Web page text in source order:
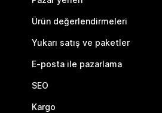
Ürün değerlendirmeleri
Yukarı satış ve paketler
E-posta ile pazarlama
SEO
Kargo